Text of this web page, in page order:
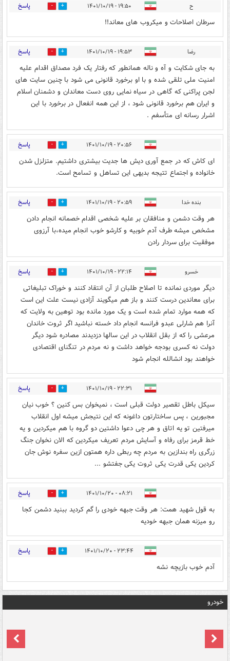
ح ۱۹:۵۰ - ۱۴۰۱/۱۰/۱۹ 23 پاسخ
سرطان اصلاحات و میکروب های معاند!!
رضا ۱۹:۵۳ - ۱۴۰۱/۱۰/۱۹ 17 پاسخ
به جای شکایت و آه و ناله همانطور که رفتار یک فرد مصداق اقدام علیه
امنیت ملی تلقی شده و با او برخورد قانونی می شود با چنین سایت های
لجن پراکنی که گاهی در سیاه نمایی روی دست معاندان و دشمنان اسلام
و ایران هم برخورد قانونی شود ، از این همه انفعال در برخورد با این
اشرار رسانه ای متأسفم .
۲۰:۵۶ - ۱۴۰۱/۱۰/۱۹ 0 پاسخ
ای کاش که در جمع آوری دیش ها جدیت بیشتری داشتیم. متزلزل شدن
خانواده و اجتماع تتیجه بدیهی این تساهل و تسامح است.
بنده خدا ۲۰:۵۹ - ۱۴۰۱/۱۰/۱۹ 0 پاسخ
هر وقت دشمن و منافقان بر علیه شخصی اقدام خصمانه انجام دادن
مشخص میشه طرف آدم خوبیه و کارشو خوب انجام میده،با آرزوی
موفقیت برای سردار رادن
خسرو ۲۲:۱۴ - ۱۴۰۱/۱۰/۱۹ 0 پاسخ
دیگر موردی نمانده تا اصلاح طلبان از آن انتقاد کنند و خوراک تبلیغاتی
برای معاندین درست کنند و باز هم میگویند آزادی نیست علت این است
که همه موارد تمام شده است و یک مورد مانده بود توهین به ولایت که
آنرا هم شارلی عبدو فرانسه انجام داد خسته نباشید اگر ثروت خاندان
مرعشی را که از بقل انقلاب در این سالها دزدیدند مصادره شود دیگر
دولت نه کسری بودجه خواهد داشت و نه مردم در تنگنای اقتصادی
خواهند بود انشالله انجام شود
۲۲:۳۱ - ۱۴۰۱/۱۰/۱۹ 0 پاسخ
سیکل باطل تقصیر دولت قبلی است ، نمیخوان بس کنین ؟ خوب نیان
مجبورین ، پس ساختارتون داغونه که این نتیجش میشه اول انقلاب
میرفتین تو یه اتاق و هر چی دعوا داشتین دو گروه با هم میکردین و یه
خط قرمز برای رفاه و آسایش مردم تعریف میکردین که الان نخوان جنگ
زرگری راه بندازین به مردم چه ربطی داره همتون ازین سفره نوش جان
کردین یکی قدرت یکی ثروت یکی جفتشو ...
۰۸:۲۱ - ۱۴۰۱/۱۰/۲۰ 3 پاسخ
به قول شهید همت: هر وقت جبهه خودی را گم کردید ببنید دشمن کجا
رو میزنه همان جبهه خودیه
۲۳:۴۴ - ۱۴۰۱/۱۰/۲۰ 0 پاسخ
آدم خوب بازیچه نشه
خودرو